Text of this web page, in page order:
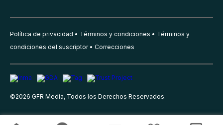
Política de privacidad Términos y condiciones
Términos y
condiciones del suscriptor
Correcciones
©2026 GFR Media, Todos los Derechos Reservados.